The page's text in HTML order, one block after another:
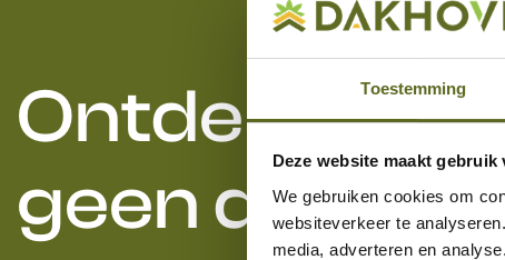
Toestemming
Deze website maakt gebruik
We gebruiken cookies om
websiteverkeer te
media, adverteren en
Ontdek
geen dak is